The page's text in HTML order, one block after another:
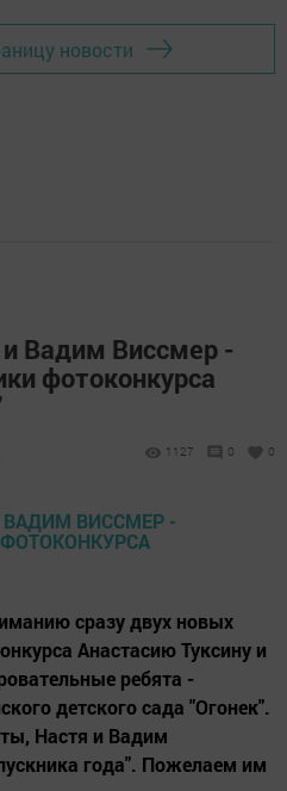
новости
и Вадим Виссмер -
фотоконкурса
1127 0 0
сразу двух новых
Анастасию Туксину и
ребята -
детского сада "Огонек".
Настя и Вадим
года". Пожелаем им